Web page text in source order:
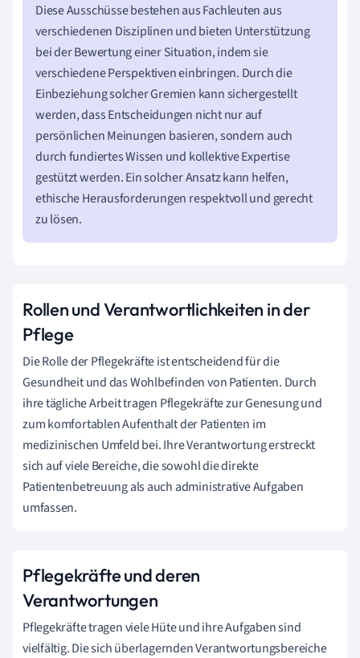
Diese Ausschüsse bestehen aus Fachleuten aus
verschiedenen Disziplinen und bieten Unterstützung
bei der Bewertung einer Situation, indem sie
verschiedene Perspektiven einbringen. Durch die
Einbeziehung solcher Gremien kann sichergestellt
werden, dass Entscheidungen nicht nur auf
persönlichen Meinungen basieren, sondern auch
durch fundiertes Wissen und kollektive Expertise
gestützt werden. Ein solcher Ansatz kann helfen,
ethische Herausforderungen respektvoll und gerecht
zu lösen.
Rollen und Verantwortlichkeiten in der
Pflege
Die Rolle der Pflegekräfte ist entscheidend für die
Gesundheit und das Wohlbefinden von Patienten. Durch
ihre tägliche Arbeit tragen Pflegekräfte zur Genesung und
zum komfortablen Aufenthalt der Patienten im
medizinischen Umfeld bei. Ihre Verantwortung erstreckt
sich auf viele Bereiche, die sowohl die direkte
Patientenbetreuung als auch administrative Aufgaben
umfassen.
Pflegekräfte und deren
Verantwortungen
Pflegekräfte tragen viele Hüte und ihre Aufgaben sind
vielfältig. Die sich überlagernden Verantwortungsbereiche